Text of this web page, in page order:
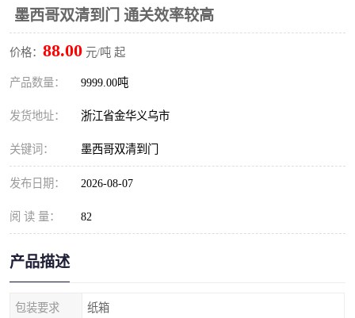
墨西哥双清到门 通关效率较高
价格： 88.00 元/吨 起
产品数量： 9999.00吨
发货地址： 浙江省金华义乌市
关键词： 墨西哥双清到门
发布日期： 2026-08-07
阅 读 量： 82
产品描述
包装要求 纸箱